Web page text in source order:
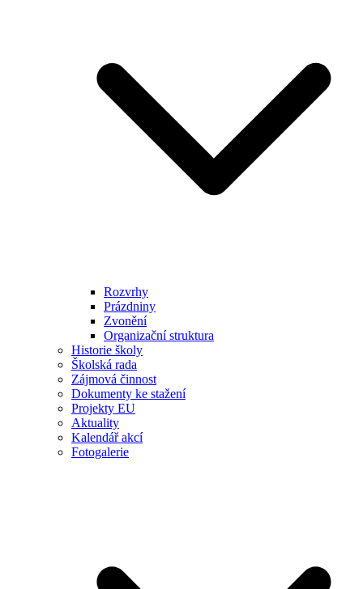
Rozvrhy
Prázdniny
Zvonění
Organizační struktura
Historie školy
Školská rada
Zájmová činnost
Dokumenty ke stažení
Projekty EU
Aktuality
Kalendář akcí
Fotogalerie